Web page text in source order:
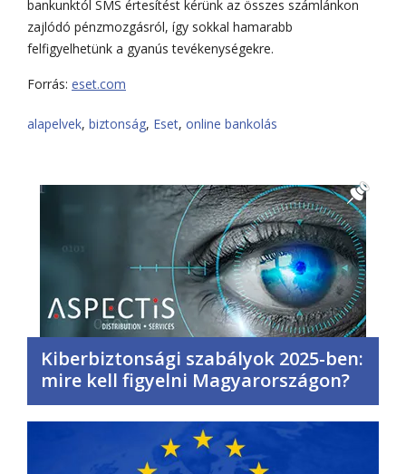
bankunktól SMS értesítést kérünk az összes számlánkon
zajlódó pénzmozgásról, így sokkal hamarabb
felfigyelhetünk a gyanús tevékenységekre.
Forrás: eset.com
alapelvek, biztonság, Eset, online bankolás
Kiberbiztonsági szabályok 2025-ben:
mire kell figyelni Magyarországon?